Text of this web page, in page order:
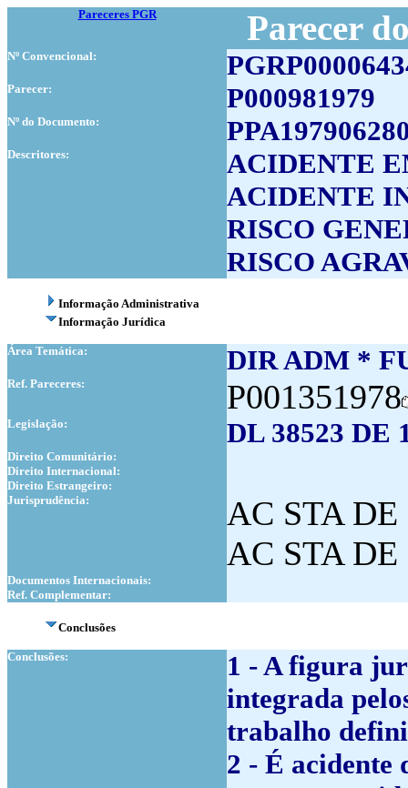
Pareceres PGR Parecer
Nº Convencional:
Parecer: P000981979
Nº do Documento:
Descritores:
ACIDENTE
ACIDENTE
RISCO
RISCO
Informação Administrativa
Informação Jurídica
Área Temática: DIR ADM *
Ref. Pareceres: P001351978
Legislação: DL 38523 DE
Direito Comunitário:
Direito Internacional:
Direito Estrangeiro:
Jurisprudência:
AC STA DE
AC STA DE
Documentos Internacionais:
Ref. Complementar:
Conclusões
Conclusões:
1 - A figura
integrada
trabalho
2 - É acidente